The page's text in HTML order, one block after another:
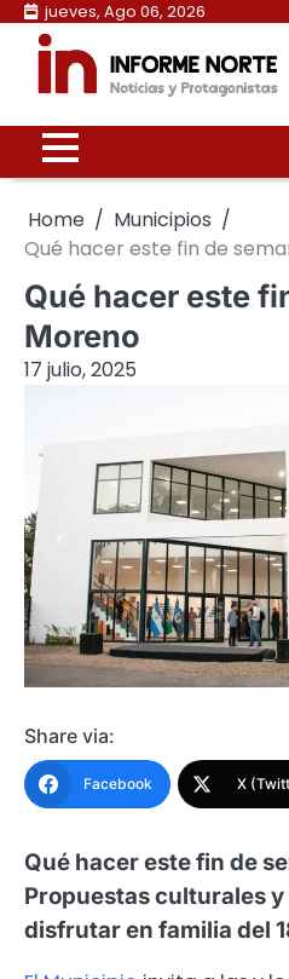
Skip
content
jueves, Ago 06, 2026
Home
Municipios
Qué hacer este fin de
Qué hacer este
Moreno
17 julio, 2025
Share via:
Facebook X
Qué hacer este fin de
Propuestas culturales
disfrutar en familia del